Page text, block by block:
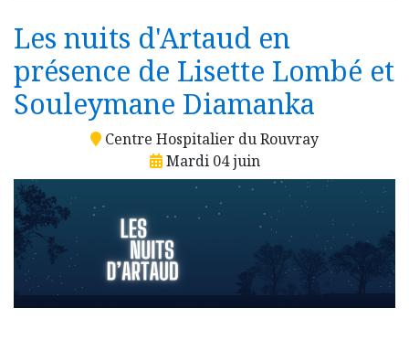
charge somatique
Unité d’accueil et d’orientation (UNACOR)
4 rue Paul Eluard
76300 Sotteville-lès-Rouen
Accueil 24h/24.
Les nuits d'Artaud en
présence de Lisette Lombé et
Souleymane Diamanka
Centre Hospitalier du Rouvray
Mardi 04 juin